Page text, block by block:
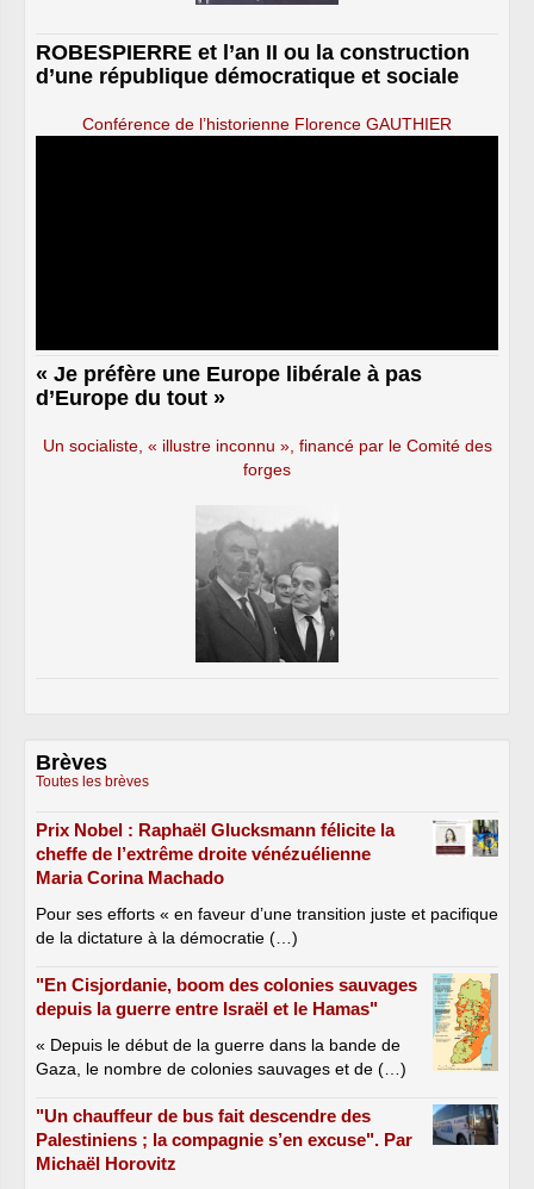
ROBESPIERRE et l’an II ou la construction
d’une république démocratique et sociale
Conférence de l’historienne Florence GAUTHIER
« Je préfère une Europe libérale à pas
d’Europe du tout »
Un socialiste, « illustre inconnu », financé par le Comité des
forges
Brèves
Toutes les brèves
Prix Nobel : Raphaël Glucksmann félicite la
cheffe de l’extrême droite vénézuélienne
Maria Corina Machado
Pour ses efforts « en faveur d’une transition juste et pacifique
de la dictature à la démocratie (…)
"En Cisjordanie, boom des colonies sauvages
depuis la guerre entre Israël et le Hamas"
« Depuis le début de la guerre dans la bande de
Gaza, le nombre de colonies sauvages et de (…)
"Un chauffeur de bus fait descendre des
Palestiniens ; la compagnie s’en excuse". Par
Michaël Horovitz